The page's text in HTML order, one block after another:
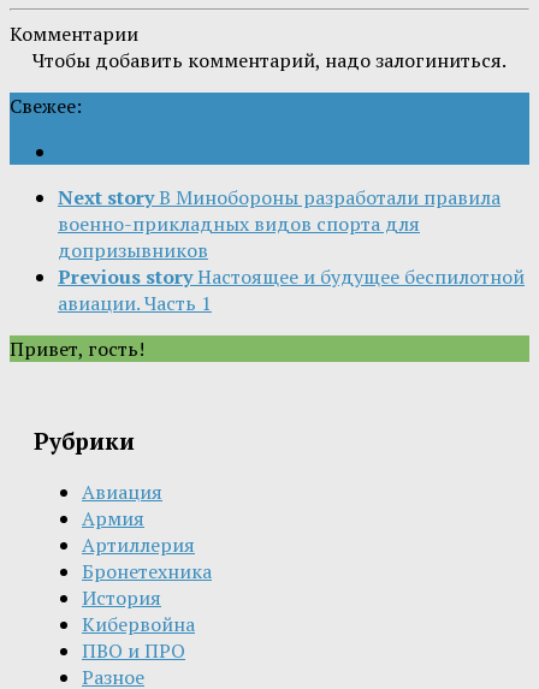
Комментарии
Чтобы добавить комментарий, надо залогиниться.
Свежее:
Next storyВ Минобороны разработали правила
военно-прикладных видов спорта для
допризывников
Previous storyНастоящее и будущее беспилотной
авиации. Часть 1
Привет, гость!
Рубрики
Авиация
Армия
Артиллерия
Бронетехника
История
Кибервойна
ПВО и ПРО
Разное